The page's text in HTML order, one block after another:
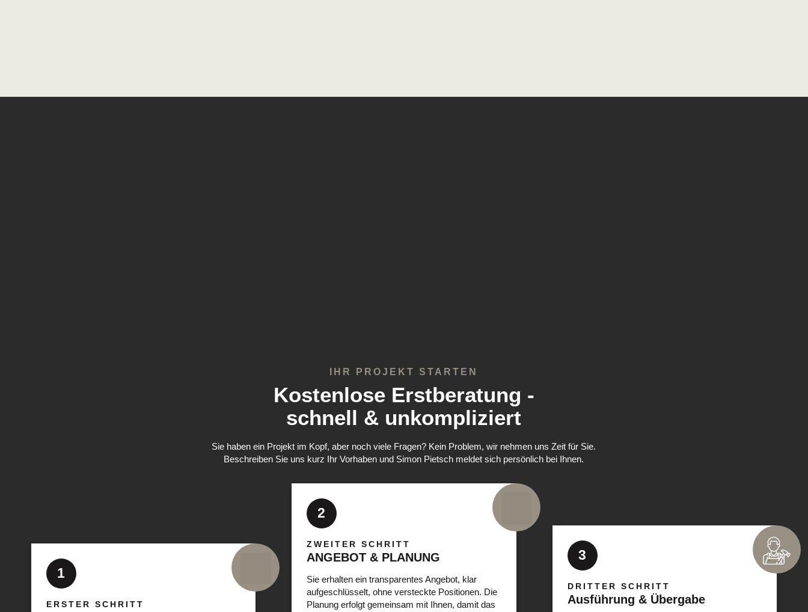
IHR PROJEKT STARTEN
Kostenlose Erstberatung -
schnell & unkompliziert
Sie haben ein Projekt im Kopf, aber noch viele Fragen? Kein Problem, wir nehmen uns Zeit für Sie.
Beschreiben Sie uns kurz Ihr Vorhaben und Simon Pietsch meldet sich persönlich bei Ihnen.
1
ERSTER SCHRITT
2
ZWEITER SCHRITT
ANGEBOT & PLANUNG
Sie erhalten ein transparentes Angebot, klar
aufgeschlüsselt, ohne versteckte Positionen. Die
Planung erfolgt gemeinsam mit Ihnen, damit das
3
DRITTER SCHRITT
Ausführung & Übergabe